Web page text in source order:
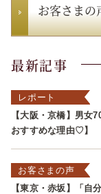
お客さまの
最新記事
レポート
【大阪・京橋】男
おすすめな理由♡】
お客さまの声
【東京・赤坂】「自